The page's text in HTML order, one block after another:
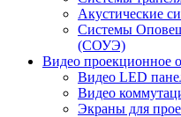
Акустические
Системы
(СОУЭ)
Видео проекционное
Видео LED
Видео
Экраны для